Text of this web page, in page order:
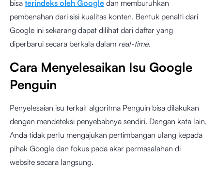
bisa terindeks oleh Google dan membutuhkan
pembenahan dari sisi kualitas konten. Bentuk penalti dari
Google ini sekarang dapat dilihat dari daftar yang
diperbarui secara berkala dalam real-time.
Cara Menyelesaikan Isu Google
Penguin
Penyelesaian isu terkait algoritma Penguin bisa dilakukan
dengan mendeteksi penyebabnya sendiri. Dengan kata lain,
Anda tidak perlu mengajukan pertimbangan ulang kepada
pihak Google dan fokus pada akar permasalahan di
website secara langsung.